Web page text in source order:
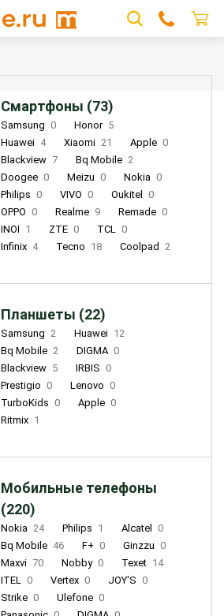
Смартфоны (73)
Samsung 0 Honor 5
Huawei 4 Xiaomi 21 Apple 0
Blackview 7 Bq Mobile 2
Doogee 0 Meizu 0 Nokia 0
Philips 0 VIVO 0 Oukitel
0
OPPO 0 Realme 9 Remade 0
INOI 1 ZTE 0 TCL 0
Infinix 4 Tecno 18 Coolpad 2
Планшеты (22)
Samsung 2 Huawei 12
Bq Mobile 2 DIGMA 0
Blackview 5 IRBIS 0
Prestigio 0 Lenovo 0
TurboKids 0 Apple 0
Ritmix 1
Мобильные телефоны
(220)
Nokia 24 Philips 1 Alcatel
0
Bq Mobile 46 F+ 0 Ginzzu 0
Maxvi 70 Nobby 0 Texet 14
ITEL 0 Vertex 0 JOY'S 0
Strike 0 Ulefone 0